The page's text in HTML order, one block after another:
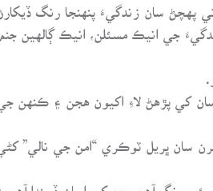
پهچڻ سان زندگيءَ پنهنجا رنگ ڏيکارڻ
جي انيڪ مسئلن، انيڪ ڳالهين جنم
کي پڙهڻ لاءِ اکيون هجن ۽ ڪنهن جي
سان ڀريل ٽوڪري “امن جي نالي” کڻي
رنگ آهن، جن کي اسان ڏسندا آهيون